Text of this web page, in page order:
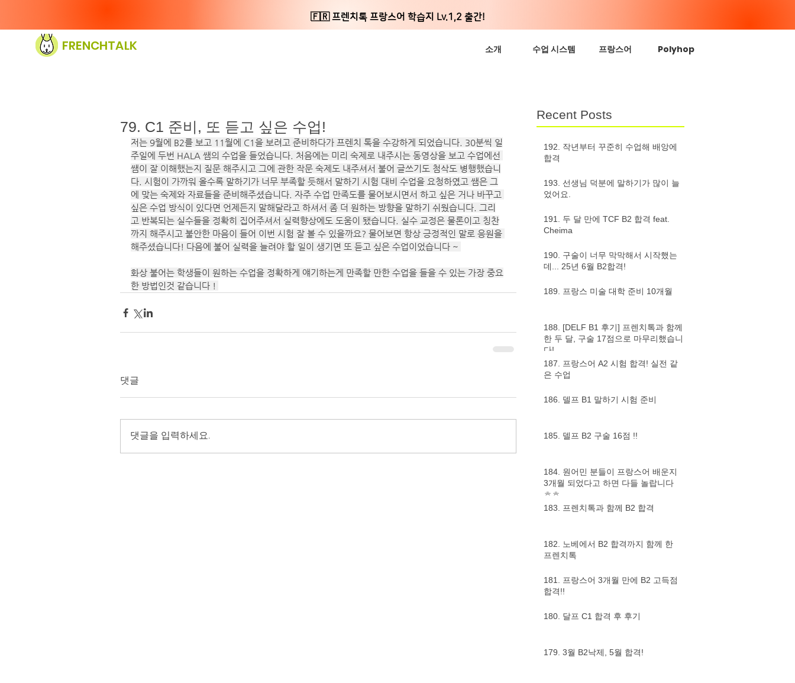
FRENCHTALK 소개 수업 시스템 프랑스어 Polyhop
🇫🇷 프렌치톡 프랑스어 학습지 Lv.1,2 출간!
79. C1 준비, 또 듣고 싶은 수업!
저는 9월에 B2를 보고 11월에 C1을 보려고 준비하다가 프렌치 톡을 수강하게 되었습니다. 30분씩 일
주일에 두번 HALA 쌤의 수업을 들었습니다. 처음에는 미리 숙제로 내주시는 동영상을 보고 수업에선
쌤이 잘 이해했는지 질문 해주시고 그에 관한 작문 숙제도 내주셔서 불어 글쓰기도 첨삭도 병행했습니
다. 시험이 가까워 올수록 말하기가 너무 부족할 듯해서 말하기 시험 대비 수업을 요청하였고 쌤은 그
에 맞는 숙제와 자료들을 준비해주셨습니다. 자주 수업 만족도를 물어보시면서 하고 싶은 거나 바꾸고
싶은 수업 방식이 있다면 언제든지 말해달라고 하셔서 좀 더 원하는 방향을 말하기 쉬웠습니다. 그리
고 반복되는 실수들을 정확히 집어주셔서 실력향상에도 도움이 됐습니다. 실수 교정은 물론이고 칭찬
까지 해주시고 불안한 마음이 들어 이번 시험 잘 볼 수 있을까요? 물어보면 항상 긍정적인 말로 응원을
해주셨습니다! 다음에 불어 실력을 늘려야 할 일이 생기면 또 듣고 싶은 수업이었습니다 ~
화상 불어는 학생들이 원하는 수업을 정확하게 얘기하는게 만족할 만한 수업을 들을 수 있는 가장 중요
한 방법인것 같습니다 !
댓글
댓글을 입력하세요.
Recent Posts
192. 작년부터 꾸준히 수업해 배앙에
합격
193. 선생님 덕분에 말하기가 많이 늘
었어요.
191. 두 달 만에 TCF B2 합격 feat.
Cheima
190. 구술이 너무 막막해서 시작했는
데... 25년 6월 B2합격!
189. 프랑스 미술 대학 준비 10개월
188. [DELF B1 후기] 프렌치톡과 함께
한 두 달, 구술 17점으로 마무리했습니
다!
187. 프랑스어 A2 시험 합격! 실전 같
은 수업
186. 델프 B1 말하기 시험 준비
185. 델프 B2 구술 16점 !!
184. 원어민 분들이 프랑스어 배운지
3개월 되었다고 하면 다들 놀랍니다
ㅎㅎ
183. 프렌치톡과 함께 B2 합격
182. 노베에서 B2 합격까지 함께 한
프렌치톡
181. 프랑스어 3개월 만에 B2 고득점
합격!!
180. 달프 C1 합격 후 후기
179. 3월 B2낙제, 5월 합격!